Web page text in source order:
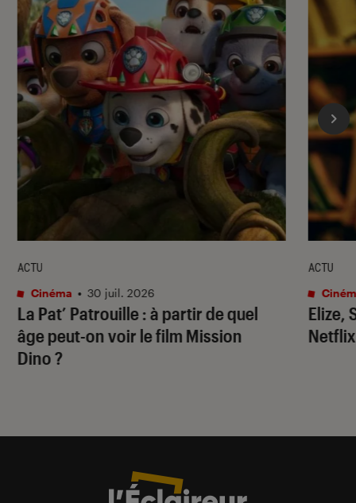
La Pat’ Patrouille: à partir de quel
âge peut-on voir le film Mission
Dino?
ACTU
Cinéma • 30 juil. 2026
Elize,
ACTU